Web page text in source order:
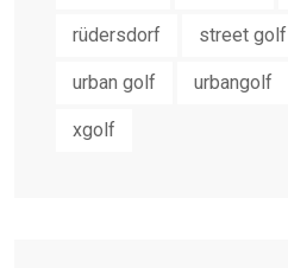
rüdersdorf street golf
urban golf urbangolf
xgolf